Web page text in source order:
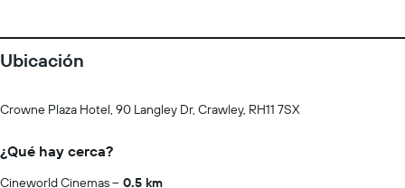
Ubicación
Crowne Plaza Hotel, 90 Langley Dr, Crawley, RH11 7SX
¿Qué hay cerca?
Cineworld Cinemas
0.5 km